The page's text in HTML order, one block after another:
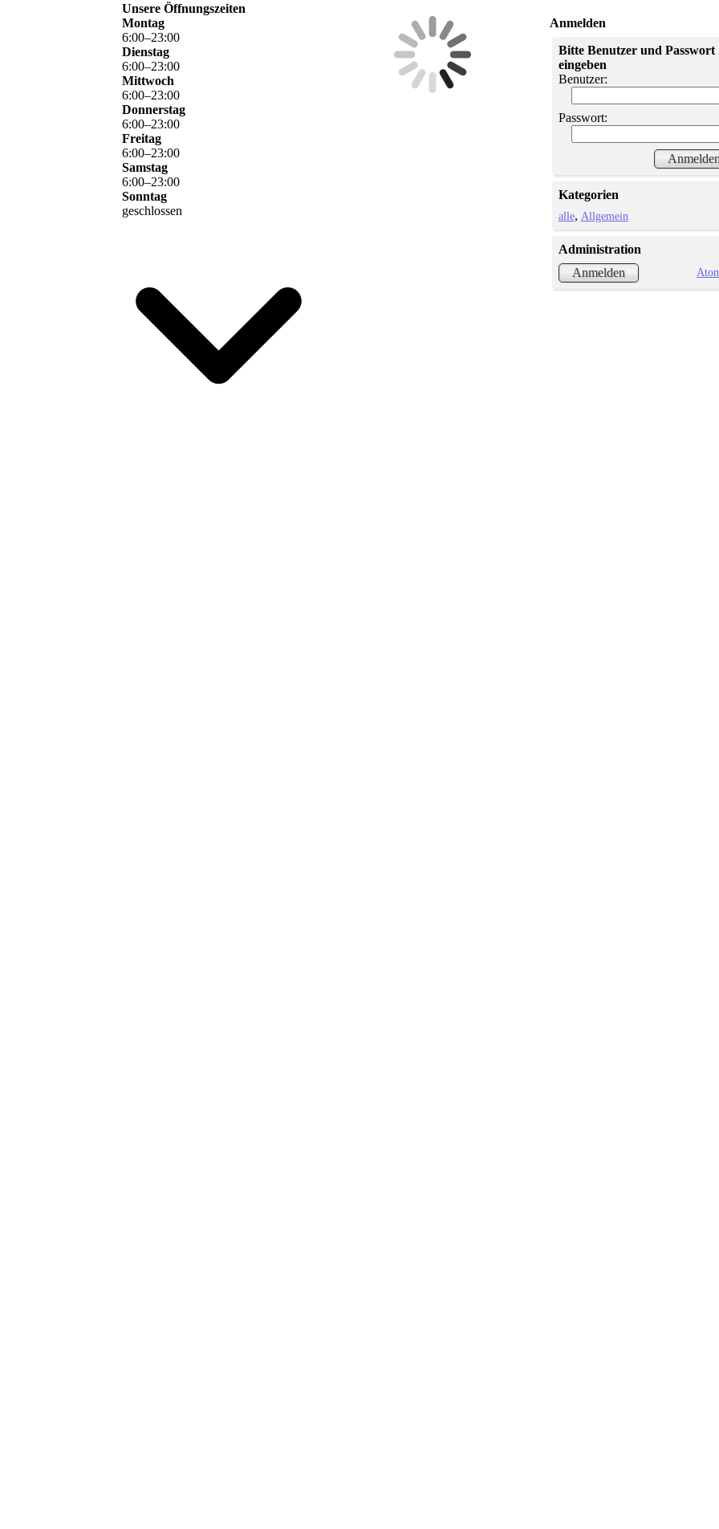
Unsere Öffnungszeiten
Montag
6:00–23:00
Dienstag
6:00–23:00
Mittwoch
6:00–23:00
Donnerstag
6:00–23:00
Freitag
6:00–23:00
Samstag
6:00–23:00
Sonntag
geschlossen
Anmelden
Bitte Benutzer und Passwort
eingeben
Benutzer:
Passwort:
Kategorien
alle Allgemein
Administration
Anmelden